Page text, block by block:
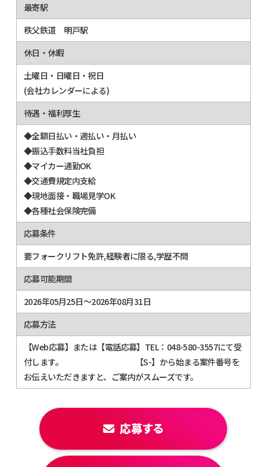
最寄駅
秩父鉄道 明戸駅
休日・休暇
土曜日・日曜日・祝日
(会社カレンダーによる)
待遇・福利厚生
◆全額日払い・週払い・月払い
◆振込手数料当社負担
◆マイカー通勤OK
◆交通費規定内支給
◆現地面接・職場見学OK
◆各種社会保険完備
応募条件
要フォークリフト免許,経験者に限る,学歴不問
応募可能期間
2026年05月25日～2026年08月31日
応募方法
【Web応募】または【電話応募】TEL：048-580-3557にて受
付します。 【S-】から始まる案件番号を
お伝えいただきますと、ご案内がスムーズです。
応募する